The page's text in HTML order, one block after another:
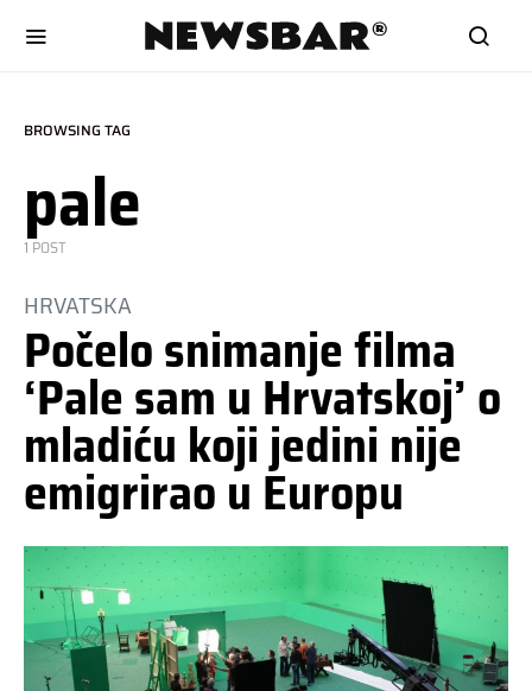
BROWSING TAG
pale
1 POST
HRVATSKA
Počelo snimanje filma
‘Pale sam u Hrvatskoj’ o
mladiću koji jedini nije
emigrirao u Europu